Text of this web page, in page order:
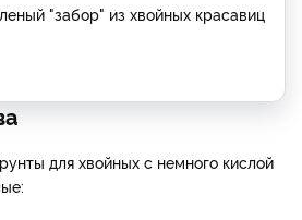
"забор" из хвойных красавиц
для хвойных с немного кислой